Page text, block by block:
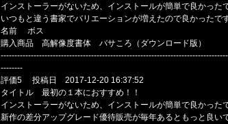
インストーラーがないため、インストールが簡単で良かったで
いつもと違う書家でバリエーションが増えたので良かったです
名前 ボス
購入商品 高解像度書体 バサころ（ダウンロード版）
--------
評価5 投稿日 2017-12-20 16:37:52
タイトル 最初の１本におすすめ！！
インストーラーがないため、インストールが簡単で良かったで
新作の差分アップグレード優待販売が毎年あるともっと良いで